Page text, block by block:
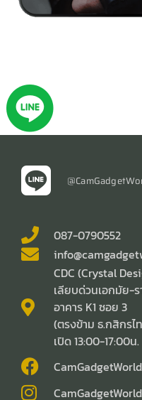
087-0790552
CDC (Crystal
เลียบด่วนเอกมัย-
อาคาร K1 ซอย 3
(ตรงข้าม ธ.กสิกรไ
เปิด 13:00-
CamGadgetWorld
CamGadgetWorld